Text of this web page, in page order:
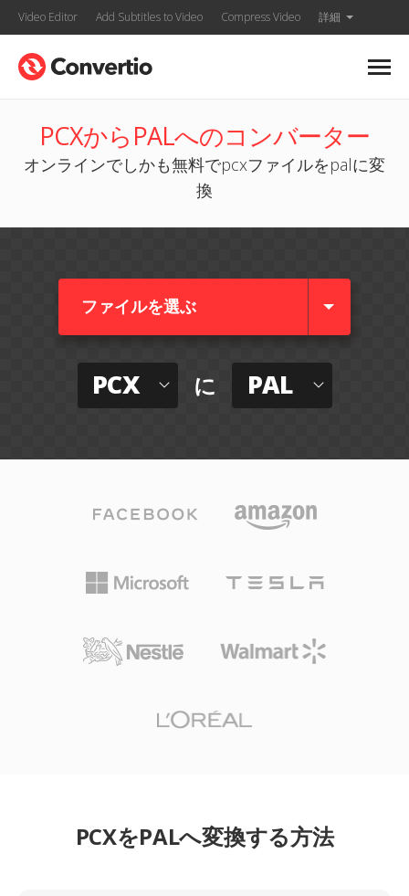
Video Editor Add Subtitles to Video Compress Video 詳細
PCXからPALへのコンバーター
オンラインでしかも無料でpcxファイルをpalに変
換
ファイルを選ぶ
PCX に PAL
PCXをPALへ変換する方法